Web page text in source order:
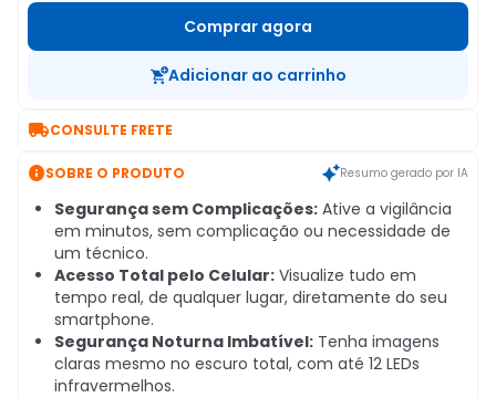
Comprar agora
Adicionar ao carrinho
CONSULTE FRETE
SOBRE O PRODUTO Resumo gerado por IA
Segurança sem Complicações: Ative a vigilância
em minutos, sem complicação ou necessidade de
um técnico.
Acesso Total pelo Celular: Visualize tudo em
tempo real, de qualquer lugar, diretamente do seu
smartphone.
Segurança Noturna Imbatível: Tenha imagens
claras mesmo no escuro total, com até 12 LEDs
infravermelhos.